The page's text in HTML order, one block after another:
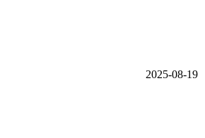
2025-08-19